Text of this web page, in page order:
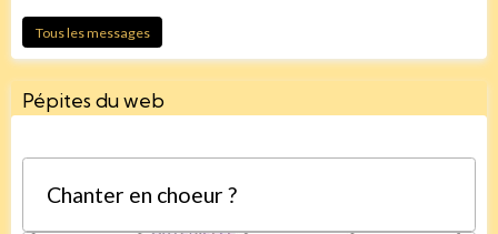
Tous les messages
Pépites du web
Chanter en choeur ?